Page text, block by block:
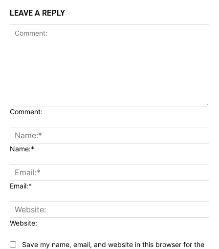
LEAVE A REPLY
Comment:
Name:*
Email:*
Website:
Save my name, email, and website in this browser for the